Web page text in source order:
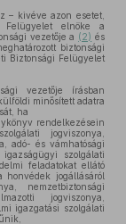
– kivéve azon esetet,
elnöke a
vezetője a (2) és
biztonsági
Biztonsági Felügyelet
vezetője írásban
minősített adatra
ha
rendelkezésein
jogviszonya,
adó- és vámhatósági
szolgálati
feladatokat ellátó
honvédek jogállásáról
nemzetbiztonsági
jogviszonya,
igazgatási szolgálati